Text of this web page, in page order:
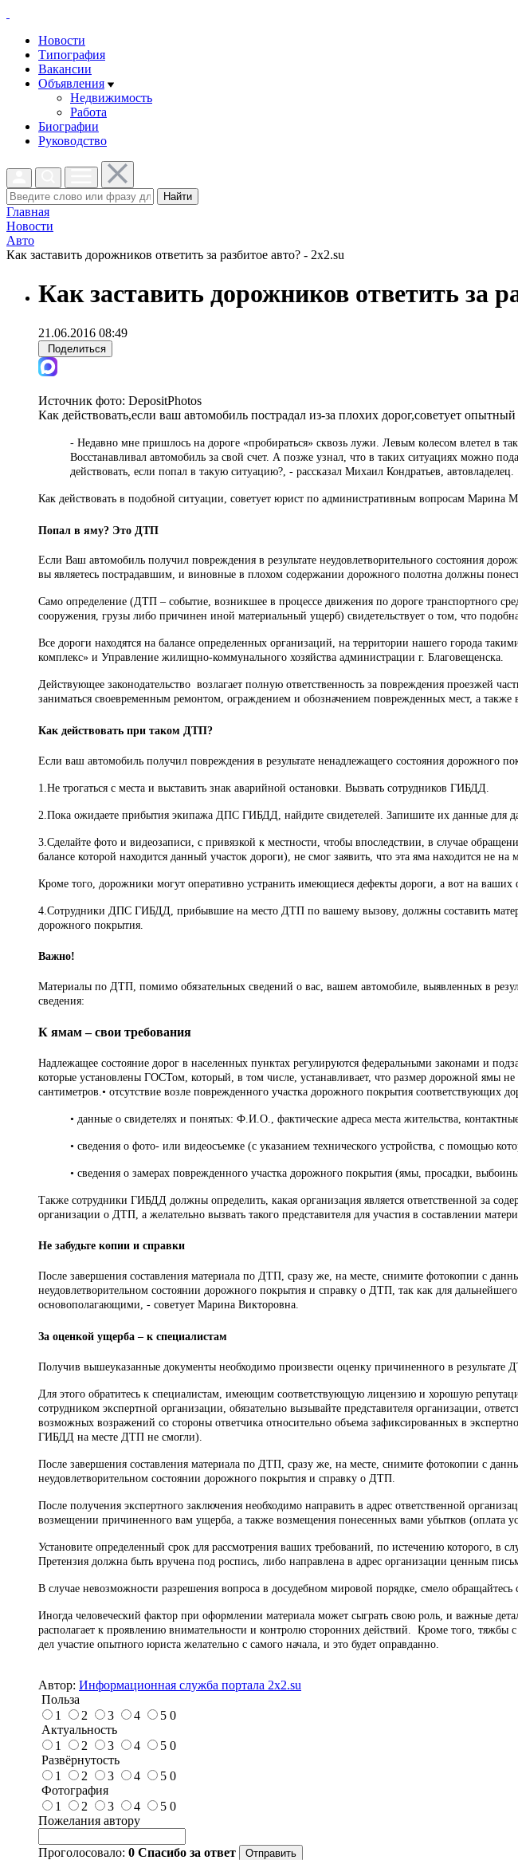
Новости
Типография
Вакансии
Объявления
Недвижимость
Работа
Биографии
Руководство
Найти
Главная
Новости
Авто
Как заставить дорожников ответить за разбитое авто? - 2x2.su
Как заставить дорожников ответить за
21.06.2016 08:49
Поделиться
Источник фото: DepositPhotos
Как действовать,если ваш автомобиль пострадал из-за плохих дорог,советует
- Недавно мне пришлось на дороге «пробираться» сквозь лужи. Левым колесом влетел в
Восстанавливал автомобиль за свой счет. А позже узнал, что в таких ситуациях можно
действовать, если попал в такую ситуацию?, - рассказал Михаил Кондратьев, автовладелец.
Как действовать в подобной ситуации, советует юрист по административным вопросам Марина
Попал в яму? Это ДТП
Если Ваш автомобиль получил повреждения в результате неудовлетворительного состояния
вы являетесь пострадавшим, и виновные в плохом содержании дорожного полотна должны
Само определение (ДТП – событие, возникшее в процессе движения по дороге транспортного
сооружения, грузы либо причинен иной материальный ущерб) свидетельствует о том, что
Все дороги находятся на балансе определенных организаций, на территории нашего города
комплекс» и Управление жилищно-коммунального хозяйства администрации г. Благовещенска.
Действующее законодательство возлагает полную ответственность за повреждения
заниматься своевременным ремонтом, ограждением и обозначением поврежденных мест, а также
Как действовать при таком ДТП?
Если ваш автомобиль получил повреждения в результате ненадлежащего состояния дорожного
1.Не трогаться с места и выставить знак аварийной остановки. Вызвать сотрудников ГИБДД.
2.Пока ожидаете прибытия экипажа ДПС ГИБДД, найдите свидетелей. Запишите их данные для
3.Сделайте фото и видеозаписи, с привязкой к местности, чтобы впоследствии, в случае
балансе которой находится данный участок дороги), не смог заявить, что эта яма находится не на
Кроме того, дорожники могут оперативно устранить имеющиеся дефекты дороги, а вот на ваших
4.Сотрудники ДПС ГИБДД, прибывшие на место ДТП по вашему вызову, должны составить
дорожного покрытия.
Важно!
Материалы по ДТП, помимо обязательных сведений о вас, вашем автомобиле, выявленных в
сведения:
К ямам – свои требования
Надлежащее состояние дорог в населенных пунктах регулируются федеральными законами и
которые установлены ГОСТом, который, в том числе, устанавливает, что размер дорожной ямы
сантиметров. • отсутствие возле поврежденного участка дорожного покрытия соответствующих
• данные о свидетелях и понятых: Ф.И.О., фактические адреса места жительства,
• сведения о фото- или видеосъемке (с указанием технического устройства, с помощью
• сведения о замерах поврежденного участка дорожного покрытия (ямы, просадки,
Также сотрудники ГИБДД должны определить, какая организация является ответственной за
организации о ДТП, а желательно вызвать такого представителя для участия в составлении
Не забудьте копии и справки
После завершения составления материала по ДТП, сразу же, на месте, снимите фотокопии с
неудовлетворительном состоянии дорожного покрытия и справку о ДТП, так как для
основополагающими, - советует Марина Викторовна.
За оценкой ущерба – к специалистам
Получив вышеуказанные документы необходимо произвести оценку причиненного в результате
Для этого обратитесь к специалистам, имеющим соответствующую лицензию и хорошую
сотрудником экспертной организации, обязательно вызывайте представителя организации,
возможных возражений со стороны ответчика относительно объема зафиксированных в
ГИБДД на месте ДТП не смогли).
После завершения составления материала по ДТП, сразу же, на месте, снимите фотокопии с
неудовлетворительном состоянии дорожного покрытия и справку о ДТП.
После получения экспертного заключения необходимо направить в адрес ответственной
возмещении причиненного вам ущерба, а также возмещения понесенных вами убытков (оплата
Установите определенный срок для рассмотрения ваших требований, по истечению которого, в
Претензия должна быть вручена под роспись, либо направлена в адрес организации ценным
В случае невозможности разрешения вопроса в досудебном мировой порядке, смело обращайтесь
Иногда человеческий фактор при оформлении материала может сыграть свою роль, и важные
располагает к проявлению внимательности и контролю сторонних действий. Кроме того,
дел участие опытного юриста желательно с самого начала, и это будет оправданно.
Автор: Информационная служба портала 2x2.su
Польза
1
2 3 4 5 0
Актуальность
1
2 3 4 5 0
Развёрнутость
1
2 3 4 5 0
Фотография
1
2 3 4 5 0
Пожелания автору
Проголосовало: 0 Спасибо за ответ